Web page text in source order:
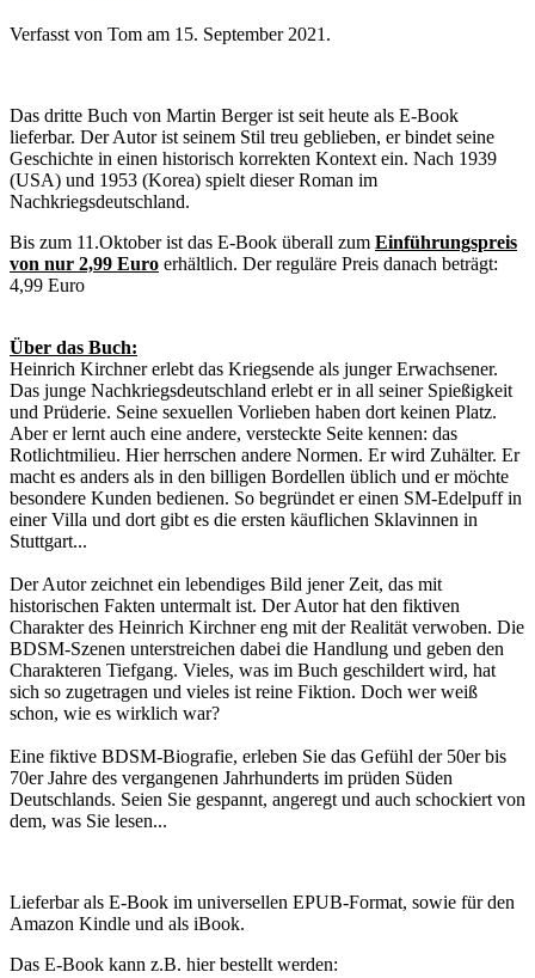
Verfasst von Tom am 15. September 2021 .
Das dritte Buch von Martin Berger ist seit heute als E-Book
lieferbar. Der Autor ist seinem Stil treu geblieben, er bindet seine
Geschichte in einen historisch korrekten Kontext ein. Nach 1939
(USA) und 1953 (Korea) spielt dieser Roman im
Nachkriegsdeutschland.
Bis zum 11.Oktober ist das E-Book überall zum Einführungspreis
von nur 2,99 Euro erhältlich. Der reguläre Preis danach beträgt:
4,99 Euro
Über das Buch:
Heinrich Kirchner erlebt das Kriegsende als junger Erwachsener.
Das junge Nachkriegsdeutschland erlebt er in all seiner Spießigkeit
und Prüderie. Seine sexuellen Vorlieben haben dort keinen Platz.
Aber er lernt auch eine andere, versteckte Seite kennen: das
Rotlichtmilieu. Hier herrschen andere Normen. Er wird Zuhälter. Er
macht es anders als in den billigen Bordellen üblich und er möchte
besondere Kunden bedienen. So begründet er einen SM-Edelpuff in
einer Villa und dort gibt es die ersten käuflichen Sklavinnen in
Stuttgart...
Der Autor zeichnet ein lebendiges Bild jener Zeit, das mit
historischen Fakten untermalt ist. Der Autor hat den fiktiven
Charakter des Heinrich Kirchner eng mit der Realität verwoben. Die
BDSM-Szenen unterstreichen dabei die Handlung und geben den
Charakteren Tiefgang. Vieles, was im Buch geschildert wird, hat
sich so zugetragen und vieles ist reine Fiktion. Doch wer weiß
schon, wie es wirklich war?
Eine fiktive BDSM-Biografie, erleben Sie das Gefühl der 50er bis
70er Jahre des vergangenen Jahrhunderts im prüden Süden
Deutschlands. Seien Sie gespannt, angeregt und auch schockiert von
dem, was Sie lesen...
Lieferbar als E-Book im universellen EPUB-Format, sowie für den
Amazon Kindle und als iBook.
Das E-Book kann z.B. hier bestellt werden: